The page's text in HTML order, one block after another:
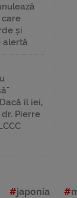
și
alertă
îl iei,
Pierre
japonia